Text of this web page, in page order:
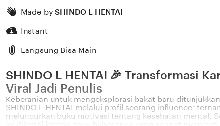
Made bySHINDO L HENTAI
Instant
Langsung Bisa Main
SHINDO L HENTAI 🎉 Transformasi
Viral Jadi Penulis
Keberanian untuk mengeksplorasi bakat baru
SHINDO L HENTAI melalui profil seorang influencer
meluncurkan buku motivasi tentang kesehatan mental.